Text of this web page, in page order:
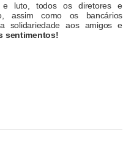
luto, todos os diretores e
assim como os bancários
solidariedade aos amigos e
sentimentos!